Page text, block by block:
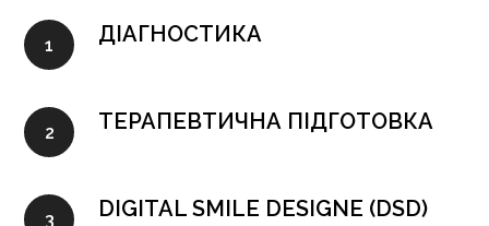
ДІАГНОСТИКА
ТЕРАПЕВТИЧНА ПІДГОТОВКА
DIGITAL SMILE DESIGNE (DSD)